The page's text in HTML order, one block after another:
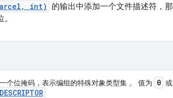
int) 的输出中添加一个文件描述符，
。
一个位掩码，表示编组的特殊对象类型集 。 值为 0 或
DESCRIPTOR